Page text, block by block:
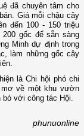
đã chuyên tâm cho
Giá mỗi chậu cây
đến 100 - 150 triệu
gốc để sẵn sàng
Minh dự định trong
làm những gốc cây
là Chi hội phó chi
về một khu vườn
với công tác Hội.
phunuonline